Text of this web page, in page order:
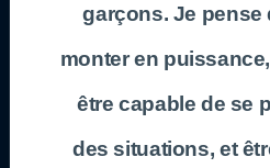
garçons. Je pense
monter en
être capable de se
des situations, et